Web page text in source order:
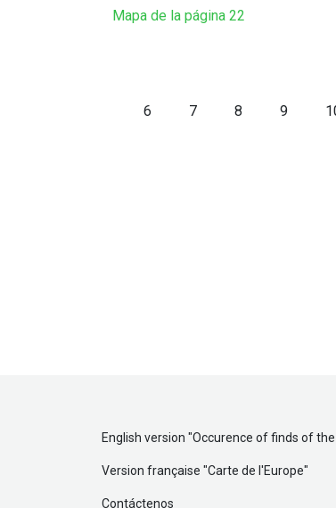
Mapa de la página 22
6 7 8 9
English version "Occurence of finds of
Version française "Carte de l'Europe"
Contáctenos